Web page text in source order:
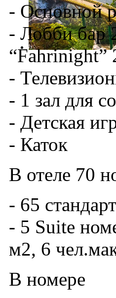
- Основной
- Лобби бар
“Fahrinight”
-
- 1 зал для
- Детская
- Каток
В отеле 70
- 65
- 5 Suite
м2, 6
В номере